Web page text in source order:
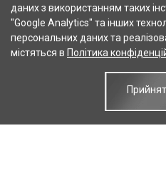
даних з використанням таких
"Google Analytics" та інших
персональних даних та
містяться в Політика